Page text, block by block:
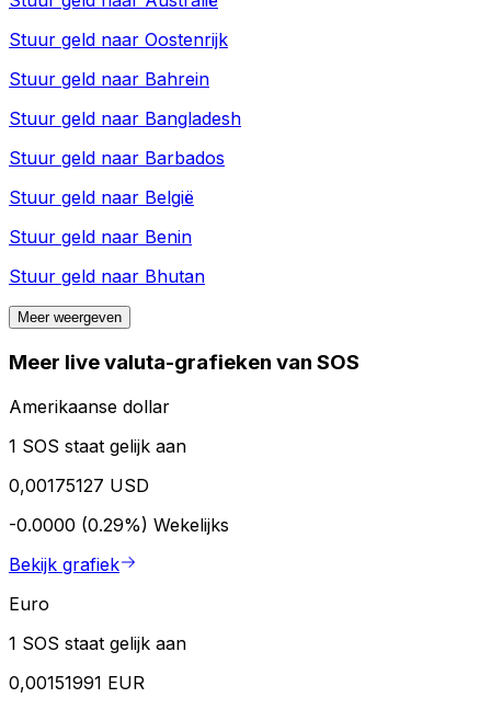
Stuur geld naar Oostenrijk
Stuur geld naar Bahrein
Stuur geld naar Bangladesh
Stuur geld naar Barbados
Stuur geld naar België
Stuur geld naar Benin
Stuur geld naar Bhutan
Meer weergeven
Meer live valuta-grafieken van SOS
Amerikaanse dollar
1 SOS staat gelijk aan
0,00175127 USD
-0.0000 (0.29%) Wekelijks
Bekijk grafiek
Euro
1 SOS staat gelijk aan
0,00151991 EUR